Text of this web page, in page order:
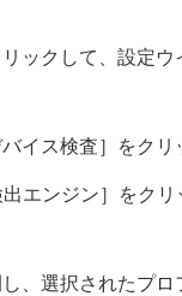
ックして、設定
イス検査］をク
エンジン］をク
し、選択されたプ